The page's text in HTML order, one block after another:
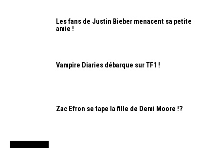
Les fans de Justin Bieber menacent sa petite
amie !
Vampire Diaries débarque sur TF1 !
Zac Efron se tape la fille de Demi Moore !?